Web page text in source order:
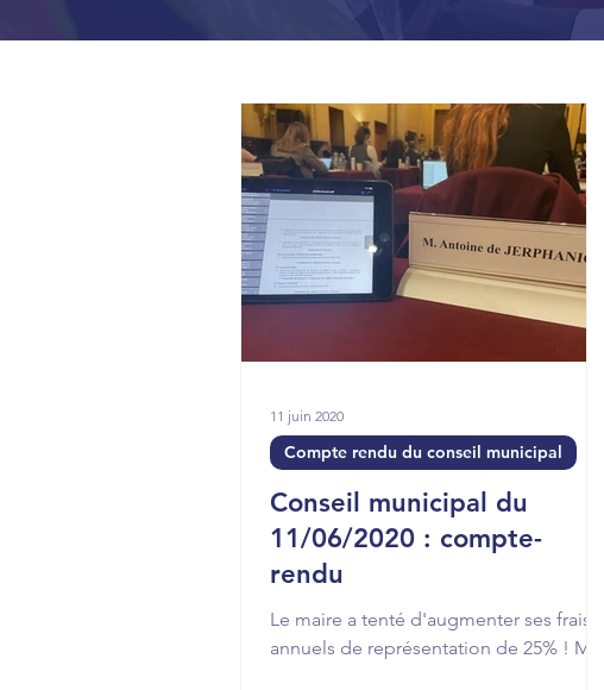
Conseil municipal du
11/06/2020 : compte-
rendu
Le maire a tenté d'augmenter ses frais
annuels de représentation de 25% ! Mon
Compte rendu du conseil municipal
11 juin 2020